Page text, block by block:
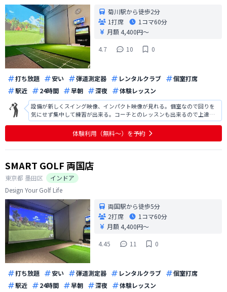
菊川駅から徒歩2分
1打席
1コマ60分
月額 4,400円〜
4.7
10 0
打ち放題 安い 弾道測定器 レンタルクラブ
個室打席
駅近
24時間 早朝 深夜 体験レッスン
設備が新しくスイング映像、インパクト映像が見れる。個室なので回りを
気にせず集中して練習が出来る。コーチとのレッスンも出来るので上達し
ているのを感じる。
体験利用（無料〜）を予約
SMART GOLF 両国店
東京都 墨田区
インドア
Design Your Golf Life
両国駅から徒歩5分
2打席
1コマ60分
月額 4,400円〜
4.45
11 0
打ち放題 安い 弾道測定器 レンタルクラブ
個室打席
駅近
24時間 早朝 深夜 体験レッスン